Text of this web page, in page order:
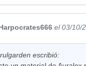
el 03/10/
rulgarden escribió: